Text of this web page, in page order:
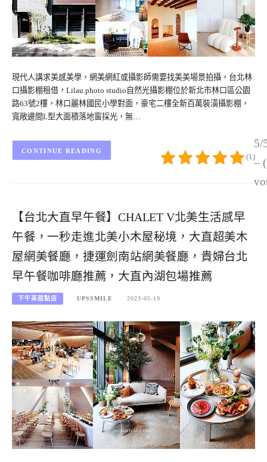
現代人講求美感美學，網美網紅或攝影師需要找美美場景拍攝，台北林
口攝影棚租借，Lilau.photo studio自然光攝影棚位於新北市林口區公園
路63號2樓，林口麗林國民小學對面，豪宅二樓全新百萬裝潢攝影棚，
寬敞邊間L型大面積落地窗採光，無…
5/
–
(1)
CONTINUE READING
【台北大直早午餐】CHALET V北美生活感早
午餐，一秒走進北美小木屋秘境，大直超美木
屋網美餐廳，捷運劍南站網美餐廳，貴婦台北
早午餐咖啡廳推薦，大直內湖包場推薦
下午茶甜點店 UPSSMILE 2023-05-19